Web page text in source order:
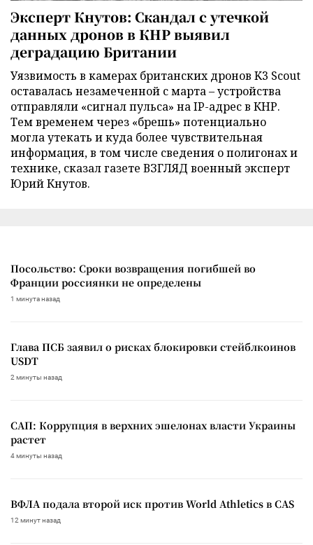
Эксперт Кнутов: Скандал с утечкой
данных дронов в КНР выявил
деградацию Британии
Уязвимость в камерах британских дронов K3 Scout
оставалась незамеченной с марта – устройства
отправляли «сигнал пульса» на IP-адрес в КНР.
Тем временем через «брешь» потенциально
могла утекать и куда более чувствительная
информация, в том числе сведения о полигонах и
технике, сказал газете ВЗГЛЯД военный эксперт
Юрий Кнутов.
Посольство: Сроки возвращения погибшей во
Франции россиянки не определены
1 минута назад
Глава ПСБ заявил о рисках блокировки стейблкоинов
USDT
2 минуты назад
САП: Коррупция в верхних эшелонах власти Украины
растет
4 минуты назад
ВФЛА подала второй иск против World Athletics в CAS
12 минут назад